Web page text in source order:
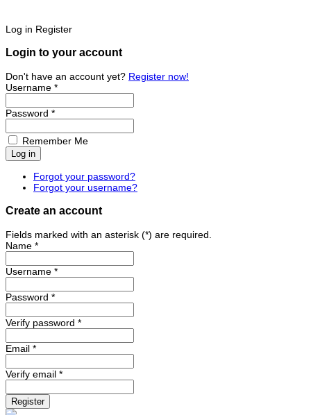
Log in Register
Login to your account
Don't have an account yet? Register now!
Username *
Password *
Remember Me
Forgot your password?
Forgot your username?
Create an account
Fields marked with an asterisk (*) are required.
Name *
Username *
Password *
Verify password *
Email *
Verify email *
Register